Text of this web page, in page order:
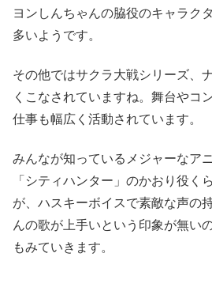
ヨンしんちゃんの脇役のキャラク
多いようです。
その他ではサクラ大戦シリーズ、
くこなされていますね。舞台やコ
仕事も幅広く活動されています。
みんなが知っているメジャーなア
「シティハンター」 のかおり役く
が、ハスキーボイスで素敵な声の
んの歌が上手いという印象が無い
もみていきます。